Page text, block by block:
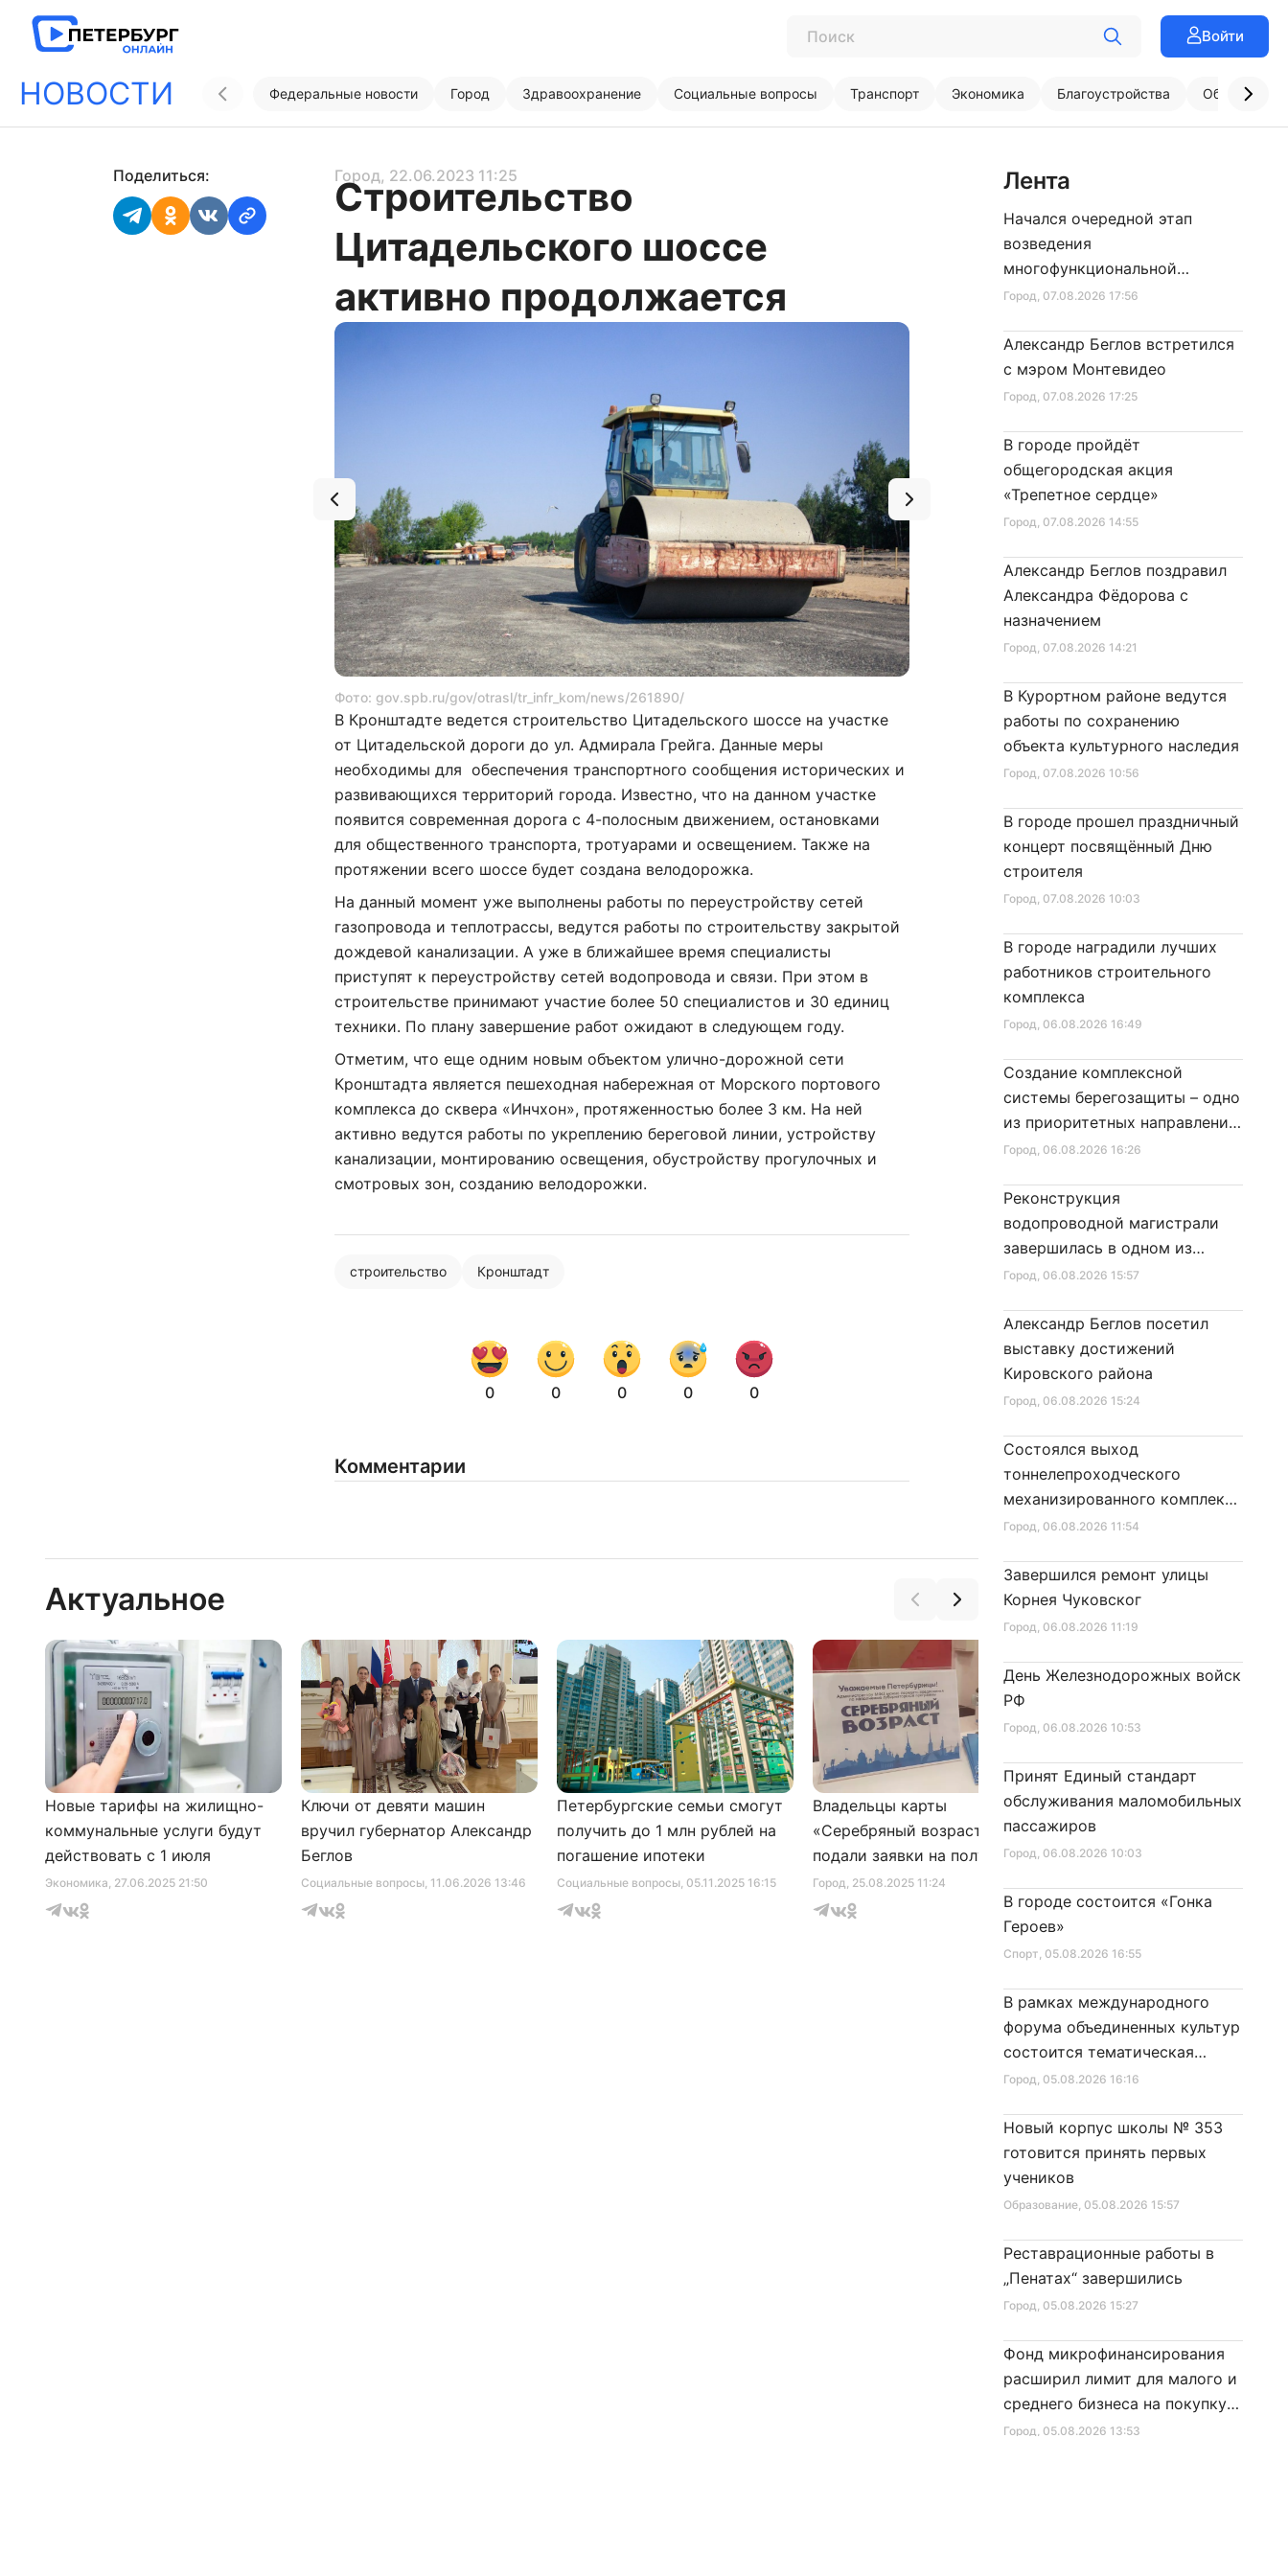
Войти
НОВОСТИ Федеральные новости Город Здравоохранение Социальные вопросы Транспорт Экономика Благоустройства
Поделиться: Город, 22.06.2023 11:25
Cтроительство
Цитадельского шоссе
активно продолжается
Фото: gov.spb.ru/gov/otrasl/tr_infr_kom/news/261890/ Фото: gov.spb.ru/gov/otrasl/tr_infr_kom/news/261890/
В Кронштадте ведется строительство Цитадельского шоссе на участке
от Цитадельской дороги до ул. Адмирала Грейга. Данные меры
необходимы для обеспечения транспортного сообщения исторических и
развивающихся территорий города. Известно, что на данном участке
появится современная дорога с 4-полосным движением, остановками
для общественного транспорта, тротуарами и освещением. Также на
протяжении всего шоссе будет создана велодорожка.
На данный момент уже выполнены работы по переустройству сетей
газопровода и теплотрассы, ведутся работы по строительству закрытой
дождевой канализации. А уже в ближайшее время специалисты
приступят к переустройству сетей водопровода и связи. При этом в
строительстве принимают участие более 50 специалистов и 30 единиц
техники. По плану завершение работ ожидают в следующем году.
Отметим, что еще одним новым объектом улично-дорожной сети
Кронштадта является пешеходная набережная от Морского портового
комплекса до сквера «Инчхон», протяженностью более 3 км. На ней
активно ведутся работы по укреплению береговой линии, устройству
канализации, монтированию освещения, обустройству прогулочных и
смотровых зон, созданию велодорожки.
строительство Кронштадт
0 0 0 0 0
Комментарии
Актуальное
Экономика, 27.06.2025 21:50
Новые тарифы на жилищно-
коммунальные услуги будут
действовать с 1 июля
Социальные вопросы, 11.06.2026 13:46
Ключи от девяти машин
вручил губернатор Александр
Беглов
Социальные вопросы, 05.11.2025 16:15
Петербургские семьи смогут
получить до 1 млн рублей на
погашение ипотеки
Город, 25.08.2025 11:24
Владельцы карты
«Серебряный возраст»
подали заявки на получение
сертификата для посещения
музеев
Александр Беглов подписал
Закон «О внесении изменения
в Закон Санкт‑Петербурга
Санкт‑Петербурга»
Лента
Город, 07.08.2026 17:56
Начался очередной этап
возведения
многофункциональной
площадки центра спорта
Город, 07.08.2026 17:25
Александр Беглов встретился
с мэром Монтевидео
Город, 07.08.2026 14:55
В городе пройдёт
общегородская акция
«Трепетное сердце»
Город, 07.08.2026 14:21
Александр Беглов поздравил
Александра Фёдорова с
назначением
Город, 07.08.2026 10:56
В Курортном районе ведутся
работы по сохранению
объекта культурного наследия
Город, 07.08.2026 10:03
В городе прошел праздничный
концерт посвящённый Дню
строителя
Город, 06.08.2026 16:49
В городе наградили лучших
работников строительного
комплекса
Город, 06.08.2026 16:26
Создание комплексной
системы берегозащиты – одно
из приоритетных направлений
развития Петербурга
Город, 06.08.2026 15:57
Реконструкция
водопроводной магистрали
завершилась в одном из
районов города
Город, 06.08.2026 15:24
Александр Беглов посетил
выставку достижений
Кировского района
Город, 06.08.2026 11:54
Состоялся выход
тоннелепроходческого
механизированного комплекса
«Надежда» на поверхность
Город, 06.08.2026 11:19
Завершился ремонт улицы
Корнея Чуковског
Город, 06.08.2026 10:53
День Железнодорожных войск
РФ
Город, 06.08.2026 10:03
Принят Единый стандарт
обслуживания маломобильных
пассажиров
Спорт, 05.08.2026 16:55
В городе состоится «Гонка
Героев»
Город, 05.08.2026 16:16
В рамках международного
форума объединенных культур
состоится тематическая
секция
Образование, 05.08.2026 15:57
Новый корпус школы № 353
готовится принять первых
учеников
Город, 05.08.2026 15:27
Реставрационные работы в
„Пенатах“ завершились
Город, 05.08.2026 13:53
Фонд микрофинансирования
расширил лимит для малого и
среднего бизнеса на покупку
специальной техники
Нажимая на кнопку "Отправить" вы
соглашаетесь с политикой конфиденциальности